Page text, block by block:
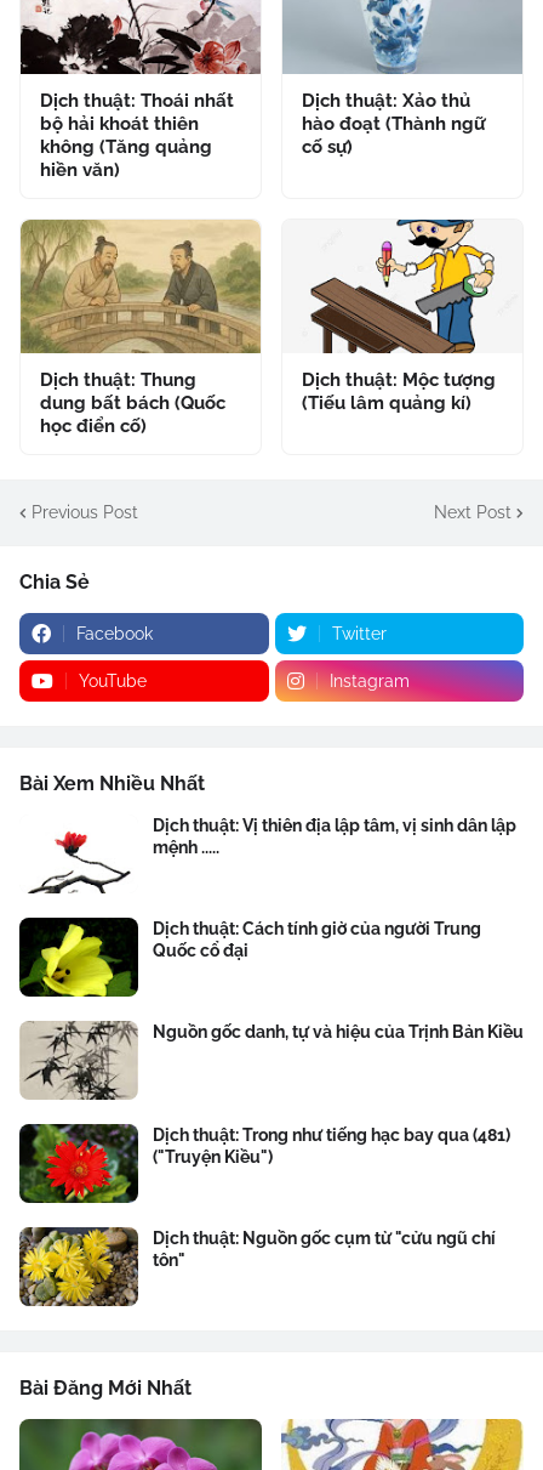
Dịch thuật: Thoái nhất
bộ hải khoát thiên
không (Tăng quảng
hiền văn)
Dịch thuật: Xảo thủ
hào đoạt (Thành ngữ
cố sự)
Dịch thuật: Thung
dung bất bách (Quốc
học điển cố)
Dịch thuật: Mộc tượng
(Tiếu lâm quảng kí)
Previous Post Next Post
Chia Sẻ
Facebook Twitter
YouTube Instagram
Bài Xem Nhiều Nhất
Dịch thuật: Vị thiên địa lập tâm, vị sinh dân lập
mệnh .....
Dịch thuật: Cách tính giờ của người Trung
Quốc cổ đại
Nguồn gốc danh, tự và hiệu của Trịnh Bản Kiều
Dịch thuật: Trong như tiếng hạc bay qua (481)
("Truyện Kiều")
Dịch thuật: Nguồn gốc cụm từ "cửu ngũ chí
tôn"
Bài Đăng Mới Nhất